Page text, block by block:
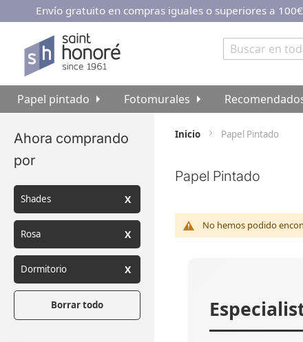
Ir
contenido
Envío gratuito en compras iguales o superiores a 100€
Papel pintado Fotomurales
Inicio Papel Pintado
Papel Pintado
No hemos podido
Ahora comprando
por
Shades
Rosa
Dormitorio
Borrar todo